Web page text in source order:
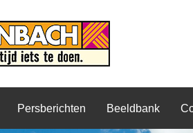
Persberichten Beeldbank